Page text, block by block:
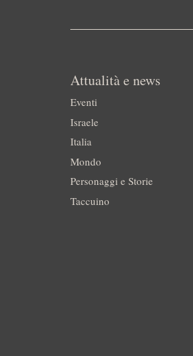
Attualità e news
Eventi
Israele
Italia
Mondo
Personaggi e Storie
Taccuino